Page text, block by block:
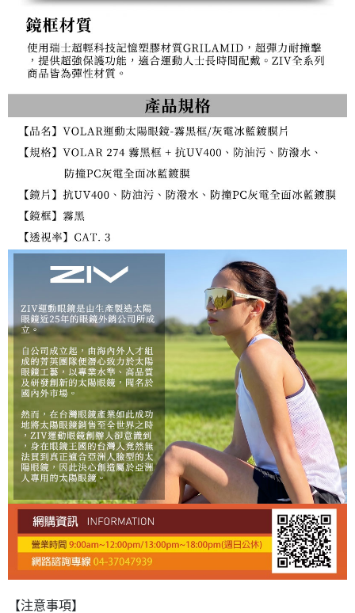
【注意事項】